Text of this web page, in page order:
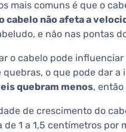
mais comuns é que o
cabelo não afeta a
e não nas pontas
o cabelo pode
o que pode dar
quebram menos,
de crescimento do
de 1 a 1,5 centímetros por